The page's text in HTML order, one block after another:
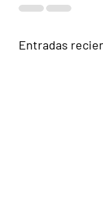
Entradas